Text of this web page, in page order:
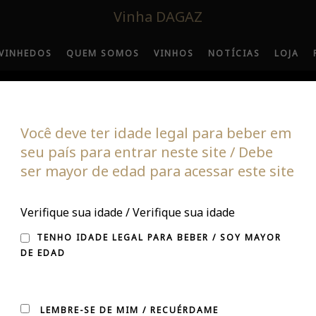
Vinha DAGAZ
QUEM SOMOS VINHOS NOTÍCIAS LOJA
MÊS DE
DO MÊS EM
Você deve ter idade legal para beber em
seu país para entrar neste site / Debe
ser mayor de edad para acessar este site
Verifique sua idade / Verifique sua idade
TENHO IDADE LEGAL PARA BEBER / SOY MAYOR
DE EDAD
LEMBRE-SE DE MIM / RECUÉRDAME